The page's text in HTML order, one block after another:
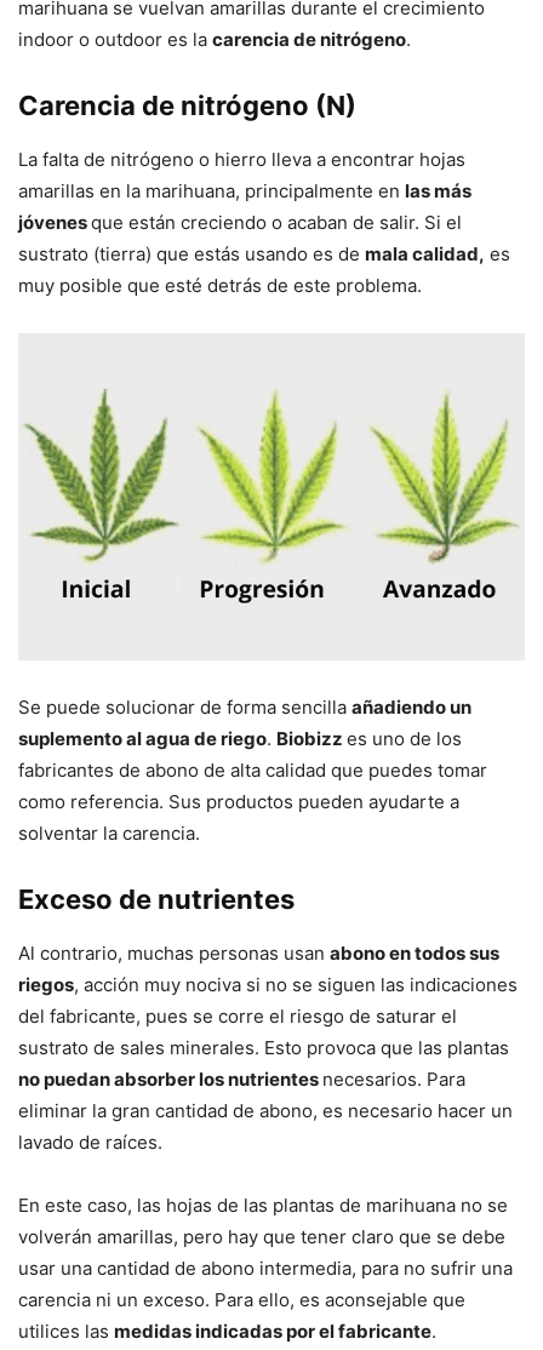
marihuana se vuelvan amarillas durante el crecimiento
indoor o outdoor es la carencia de nitrógeno.
Carencia de nitrógeno (N)
La falta de nitrógeno o hierro lleva a encontrar hojas
amarillas en la marihuana, principalmente en las más
jóvenesque están creciendo o acaban de salir. Si el
sustrato (tierra) que estás usando es de mala calidad, es
muy posible que esté detrás de este problema.
Se puede solucionar de forma sencilla añadiendo un
suplemento al agua de riego. Biobizz es uno de los
fabricantes de abono de alta calidad que puedes tomar
como referencia. Sus productos pueden ayudarte a
solventar la carencia.
Exceso de nutrientes
Al contrario, muchas personas usan abono en todos sus
riegos, acción muy nociva si no se siguen las indicaciones
del fabricante, pues se corre el riesgo de saturar el
sustrato de sales minerales. Esto provoca que las plantas
no puedan absorber los nutrientes necesarios. Para
eliminar la gran cantidad de abono, es necesario hacer un
lavado de raíces.
En este caso, las hojas de las plantas de marihuana no se
volverán amarillas, pero hay que tener claro que se debe
usar una cantidad de abono intermedia, para no sufrir una
carencia ni un exceso. Para ello, es aconsejable que
utilices las medidas indicadas por el fabricante.